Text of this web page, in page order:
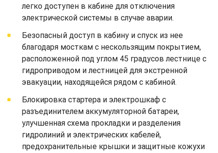
легко доступен в кабине для отключения
электрической системы в случае аварии.
Безопасный доступ в кабину и спуск из нее
благодаря мосткам с нескользящим покрытием,
расположенной под углом 45 градусов лестнице с
гидроприводом и лестницей для экстренной
эвакуации, находящейся рядом с кабиной.
Блокировка стартера и электрошкаф с
разъединителем аккумуляторной батареи,
улучшенная схема прокладки и разделения
гидролиний и электрических кабелей,
предохранительные крышки и защитные кожухи